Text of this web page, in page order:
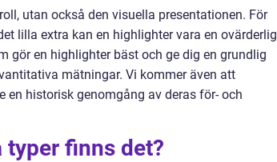
utan också den visuella presentationen. För
lilla extra kan en highlighter vara en ovärderlig
gör en highlighter bäst och ge dig en grundlig
mätningar. Vi kommer även att
historisk genomgång av deras för- och
typer finns det?